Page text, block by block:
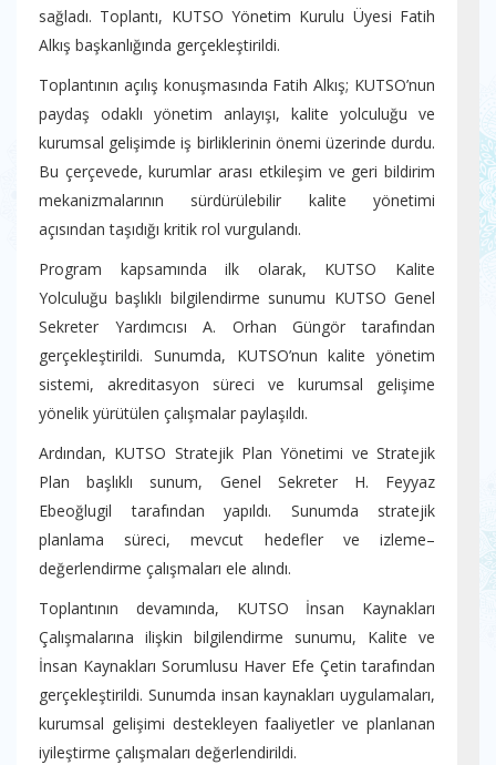
sağladı. Toplantı, KUTSO Yönetim Kurulu Üyesi Fatih
Alkış başkanlığında gerçekleştirildi.
Toplantının açılış konuşmasında Fatih Alkış; KUTSO’nun
paydaş odaklı yönetim anlayışı, kalite yolculuğu ve
kurumsal gelişimde iş birliklerinin önemi üzerinde durdu.
Bu çerçevede, kurumlar arası etkileşim ve geri bildirim
mekanizmalarının sürdürülebilir kalite yönetimi
açısından taşıdığı kritik rol vurgulandı.
Program kapsamında ilk olarak, KUTSO Kalite
Yolculuğu başlıklı bilgilendirme sunumu KUTSO Genel
Sekreter Yardımcısı A. Orhan Güngör tarafından
gerçekleştirildi. Sunumda, KUTSO’nun kalite yönetim
sistemi, akreditasyon süreci ve kurumsal gelişime
yönelik yürütülen çalışmalar paylaşıldı.
Ardından, KUTSO Stratejik Plan Yönetimi ve Stratejik
Plan başlıklı sunum, Genel Sekreter H. Feyyaz
Ebeoğlugil tarafından yapıldı. Sunumda stratejik
planlama süreci, mevcut hedefler ve izleme–
değerlendirme çalışmaları ele alındı.
Toplantının devamında, KUTSO İnsan Kaynakları
Çalışmalarına ilişkin bilgilendirme sunumu, Kalite ve
İnsan Kaynakları Sorumlusu Haver Efe Çetin tarafından
gerçekleştirildi. Sunumda insan kaynakları uygulamaları,
kurumsal gelişimi destekleyen faaliyetler ve planlanan
iyileştirme çalışmaları değerlendirildi.